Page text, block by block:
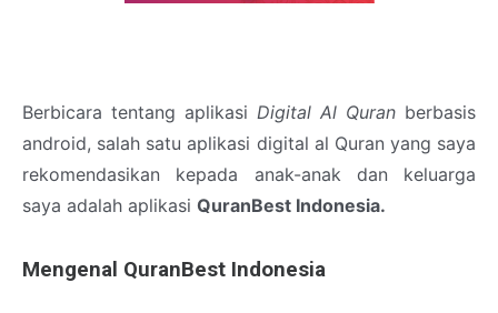
Berbicara tentang aplikasi Digital Al Quran berbasis
android, salah satu aplikasi digital al Quran yang saya
rekomendasikan kepada anak-anak dan keluarga
saya adalah aplikasi QuranBest Indonesia.
Mengenal QuranBest Indonesia